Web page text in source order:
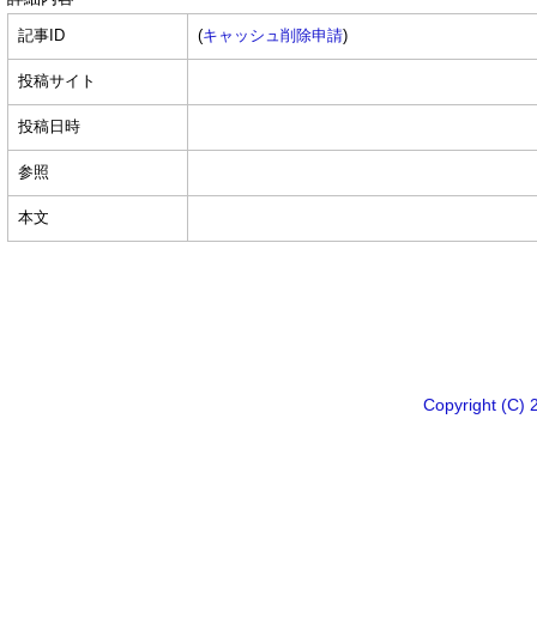
記事ID (キャッシュ削除申請)
投稿サイト
投稿日時
参照
本文
Copyright (C)